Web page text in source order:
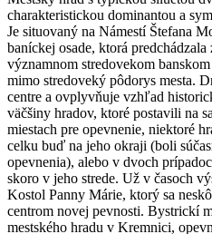
charakteristickou dominantou a
Je situovaný na Námestí Štefana
baníckej osade, ktorá
významnom stredovekom
mimo stredoveký pôdorys mesta.
centre a ovplyvňuje vzhľad
väčšiny hradov, ktoré postavili na
miestach pre opevnenie, niektoré
celku buď na jeho okraji (boli
opevnenia), alebo v dvoch
skoro v jeho strede. Už v časoch
Kostol Panny Márie, ktorý sa
centrom novej pevnosti. Bystrickí
mestského hradu v Kremnici,